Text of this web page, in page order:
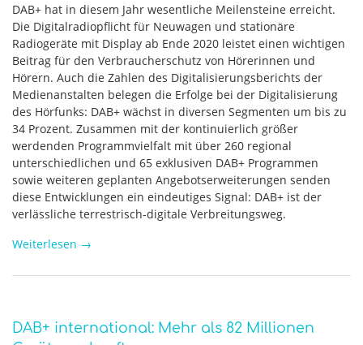
DAB+ hat in diesem Jahr wesentliche Meilensteine erreicht.
Die Digitalradiopflicht für Neuwagen und stationäre
Radiogeräte mit Display ab Ende 2020 leistet einen wichtigen
Beitrag für den Verbraucherschutz von Hörerinnen und
Hörern. Auch die Zahlen des Digitalisierungsberichts der
Medienanstalten belegen die Erfolge bei der Digitalisierung
des Hörfunks: DAB+ wächst in diversen Segmenten um bis zu
34 Prozent. Zusammen mit der kontinuierlich größer
werdenden Programmvielfalt mit über 260 regional
unterschiedlichen und 65 exklusiven DAB+ Programmen
sowie weiteren geplanten Angebotserweiterungen senden
diese Entwicklungen ein eindeutiges Signal: DAB+ ist der
verlässliche terrestrisch-digitale Verbreitungsweg.
Weiterlesen →
DAB+ international: Mehr als 82 Millionen